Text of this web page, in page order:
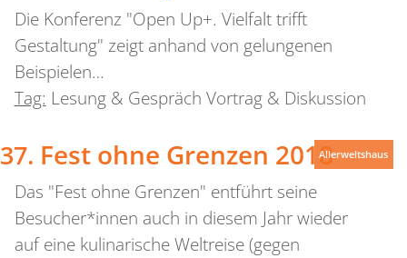
Die Konferenz "Open Up+. Vielfalt trifft
Gestaltung" zeigt anhand von gelungenen
Beispielen…
Tag: Lesung & Gespräch Vortrag & Diskussion
Fest ohne Grenzen 2018
Das "Fest ohne Grenzen" entführt seine
Besucher*innen auch in diesem Jahr wieder
auf eine kulinarische Weltreise (gegen
Allerweltshaus